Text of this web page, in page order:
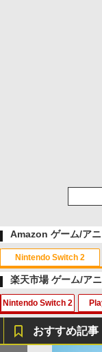
Amazon ゲーム/ア
Nintendo Switch 2
1
1
1
楽天市場 ゲーム/ア
Nintendo Switch 2
おすすめ記事